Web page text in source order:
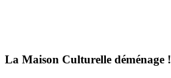
La Maison Culturelle déménage !